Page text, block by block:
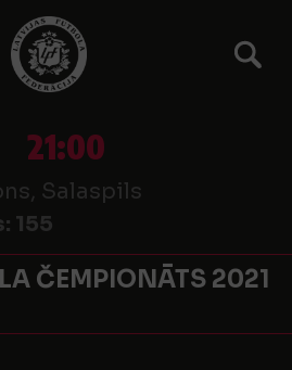
21:00
Salaspils
155
ČEMPIONĀTS 2021